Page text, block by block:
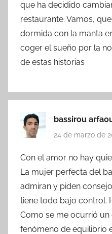
que ha decidido
restaurante. Vamos,
dormida con la manta
coger el sueño por la
de estas historias
bassirou
24 de marzo de
Con el amor no hay
La mujer perfecta del
admiran y piden
tiene todo bajo control.
Como se me ocurrió un
fenómeno de equilibrio